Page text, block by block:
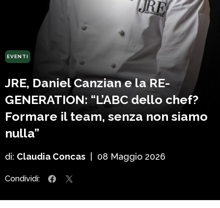
EVENTI
JRE, Daniel Canzian e la RE-
GENERATION: “L’ABC dello chef?
Formare il team, senza non siamo
nulla”
di: Claudia Concas 08 Maggio 2026
Condividi: